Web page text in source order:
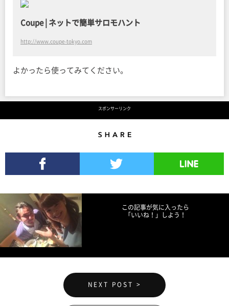
Coupe | ネットで簡単サロモハント
http://www.coupe-tokyo.com
よかったら使ってみてください。
スポンサーリンク
この記事が気に入ったら
「いいね！」しよう！
NEXT POST >